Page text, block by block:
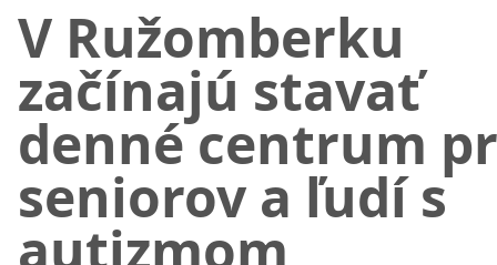
V Ružomberku
začínajú stavať
denné centrum
seniorov a ľudí s
autizmom